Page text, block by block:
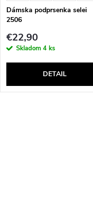
Dámska podprsenka selei
2506
€22,90
Skladom 4 ks
DETAIL